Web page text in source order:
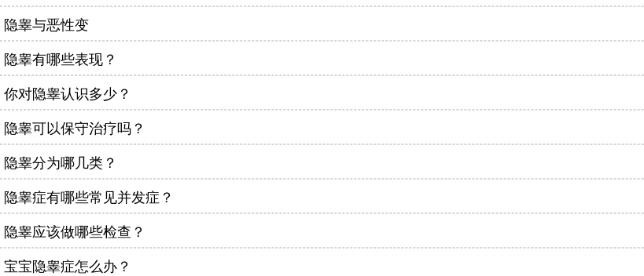
隐睾与恶性变
隐睾有哪些表现？
你对隐睾认识多少？
隐睾可以保守治疗吗？
隐睾分为哪几类？
隐睾症有哪些常见并发症？
隐睾应该做哪些检查？
宝宝隐睾症怎么办？